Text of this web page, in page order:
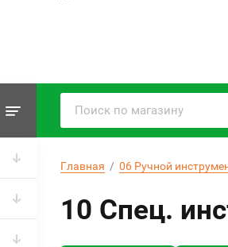
Главная
  /
06 Ручной
10 Спец.